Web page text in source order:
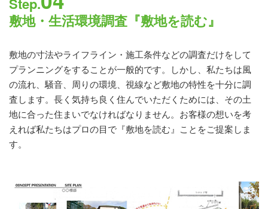
敷地・生活環境調査『敷地を読む』
敷地の寸法やライフライン・施工条件などの調査だけをして
プランニングをすることが一般的です。しかし、私たちは風
の流れ、騒音、周りの環境、視線など敷地の特性を十分に調
査します。長く気持ち良く住んでいただくためには、その土
地に合った住まいでなければなりません。お客様の想いを考
えれば私たちはプロの目で『敷地を読む』ことをご提案しま
す。